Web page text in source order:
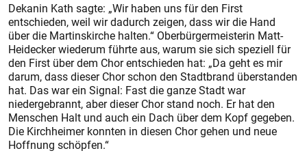
Dekanin Kath sagte: „Wir haben uns für den First
entschieden, weil wir dadurch zeigen, dass wir die Hand
über die Martinskirche halten.“ Oberbürgermeisterin Matt-
Heide­cker wiederum führte aus, warum sie sich speziell für
den First über dem Chor entschieden hat: „Da geht es mir
darum, dass dieser Chor schon den Stadtbrand überstanden
hat. Das war ein Signal: Fast die ganze Stadt war
niedergebrannt, aber dieser Chor stand noch. Er hat den
Menschen Halt und auch ein Dach über dem Kopf gegeben.
Die Kirchheimer konnten in diesen Chor gehen und neue
Hoffnung schöpfen.“